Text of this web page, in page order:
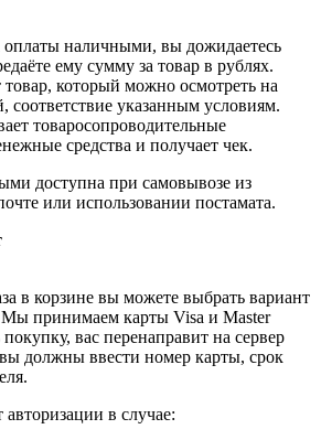
наличными, вы дожидаетесь
ему сумму за товар в рублях.
товар, который можно осмотреть на
соответствие указанным условиям.
товаросопроводительные
средства и получает чек.
доступна при самовывозе из
или использовании постамата.
в корзине вы можете выбрать вариант
принимаем карты Visa и Master
вас перенаправит на сервер
должны ввести номер карты, срок
авторизации в случае: